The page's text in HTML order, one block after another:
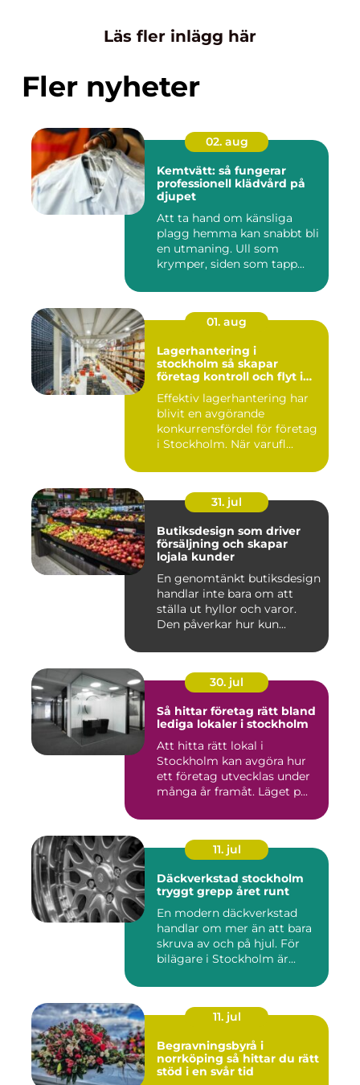
Läs fler inlägg här
Fler nyheter
02. aug
Kemtvätt: så fungerar
professionell klädvård på
djupet
Att ta hand om känsliga
plagg hemma kan snabbt bli
en utmaning. Ull som
krymper, siden som tapp...
01. aug
Lagerhantering i
stockholm så skapar
företag kontroll och flyt i
Effektiv lagerhantering har
blivit en avgörande
konkurrensfördel för företag
i Stockholm. När varufl...
31. jul
Butiksdesign som driver
försäljning och skapar
lojala kunder
En genomtänkt butiksdesign
handlar inte bara om att
ställa ut hyllor och varor.
Den påverkar hur kun...
30. jul
Så hittar företag rätt bland
lediga lokaler i stockholm
Att hitta rätt lokal i
Stockholm kan avgöra hur
ett företag utvecklas under
många år framåt. Läget p...
11. jul
Däckverkstad stockholm
tryggt grepp året runt
En modern däckverkstad
handlar om mer än att bara
skruva av och på hjul. För
bilägare i Stockholm är...
11. jul
Begravningsbyrå i
norrköping så hittar du rätt
stöd i en svår tid